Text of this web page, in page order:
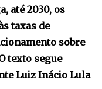
até 2030, os
taxas de
sobre
texto segue
Luiz Inácio Lula